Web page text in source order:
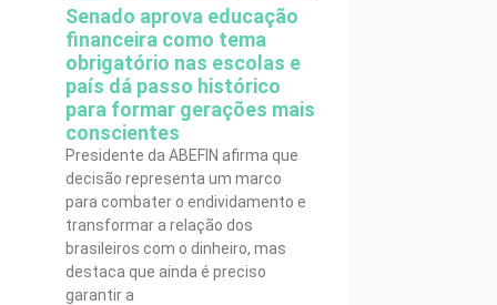
Senado aprova educação
financeira como tema
obrigatório nas escolas e
país dá passo histórico
para formar gerações mais
conscientes
Presidente da ABEFIN afirma que
decisão representa um marco
para combater o endividamento e
transformar a relação dos
brasileiros com o dinheiro, mas
destaca que ainda é preciso
garantir a